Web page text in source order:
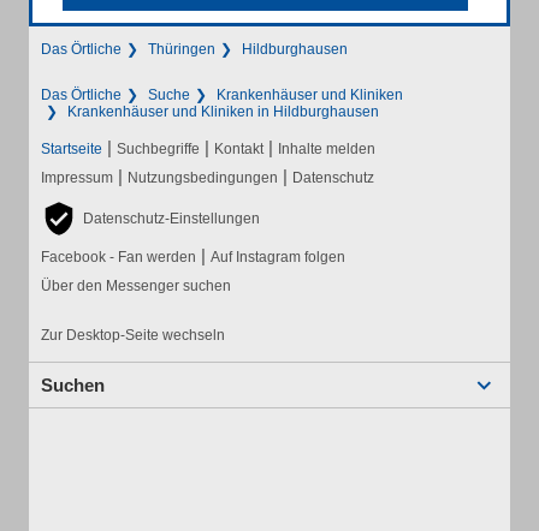
Das Örtliche Thüringen Hildburghausen
Das Örtliche Suche
Krankenhäuser und Kliniken
Krankenhäuser und Kliniken in Hildburghausen
Startseite | Suchbegriffe | Kontakt | Inhalte melden
Impressum | Nutzungsbedingungen | Datenschutz
Datenschutz-Einstellungen
Facebook - Fan werden | Auf Instagram folgen
Über den Messenger suchen
Zur Desktop-Seite wechseln
Suchen